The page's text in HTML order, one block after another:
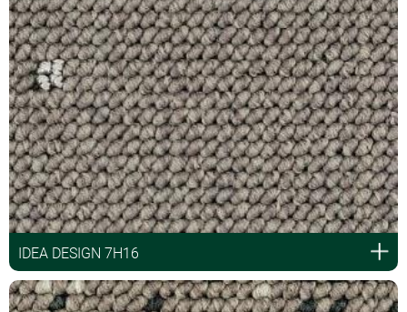
IDEA DESIGN 7H16